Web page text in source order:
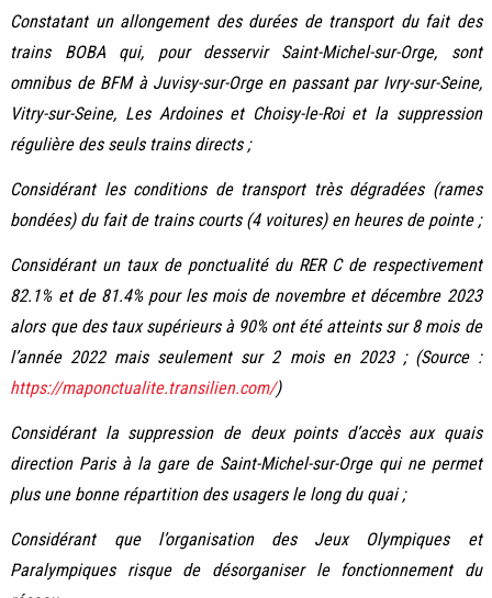
Constatant un allongement des durées de transport du fait des
trains BOBA qui, pour desservir Saint-Michel-sur-Orge, sont
omnibus de BFM à Juvisy-sur-Orge en passant par Ivry-sur-Seine,
Vitry-sur-Seine, Les Ardoines et Choisy-le-Roi et la suppression
régulière des seuls trains directs ;
Considérant les conditions de transport très dégradées (rames
bondées) du fait de trains courts (4 voitures) en heures de pointe ;
Considérant un taux de ponctualité du RER C de respectivement
82.1% et de 81.4% pour les mois de novembre et décembre 2023
alors que des taux supérieurs à 90% ont été atteints sur 8 mois de
l’année 2022 mais seulement sur 2 mois en 2023 ; (Source :
https://maponctualite.transilien.com/)
Considérant la suppression de deux points d’accès aux quais
direction Paris à la gare de Saint-Michel-sur-Orge qui ne permet
plus une bonne répartition des usagers le long du quai ;
Considérant que l’organisation des Jeux Olympiques et
Paralympiques risque de désorganiser le fonctionnement du